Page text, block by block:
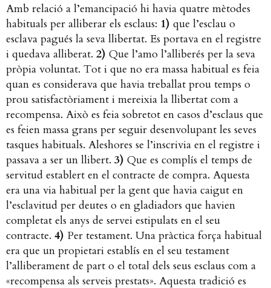
Amb relació a l’emancipació hi havia quatre mètodes
habituals per alliberar els esclaus: ​ 1) que l’esclau o
esclava pagués la seva llibertat. Es portava en el registre
i quedava alliberat. 2) ​ Que l’amo l’alliberés per la seva
pròpia voluntat. Tot i que no era massa habitual es feia
quan es considerava que havia treballat prou temps o
prou satisfactòriament i mereixia la llibertat com a
recompensa. Això es feia sobretot en casos d’esclaus que
es feien massa grans per seguir desenvolupant les seves
tasques habituals. Aleshores se l’inscrivia en el registre i
passava a ser un llibert. ​ 3) ​ Que es complís el temps de
servitud establert en el contracte de compra. Aquesta
era una via habitual per la gent que havia caigut en
l’esclavitud per deutes o en gladiadors que havien
completat els anys de servei estipulats en el seu
contracte.​ 4) ​ Per testament. Una pràctica força habitual
era que un propietari establís en el seu testament
l’alliberament de part o el total dels seus esclaus com a
«recompensa als serveis prestats». Aquesta tradició es